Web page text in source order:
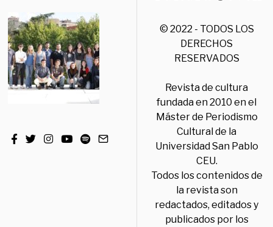
© 2022 - TODOS LOS
DERECHOS
RESERVADOS
Revista de cultura
fundada en 2010 en el
Máster de Periodismo
Cultural de la
Universidad San Pablo
CEU.
Todos los contenidos de
la revista son
redactados, editados y
publicados por los